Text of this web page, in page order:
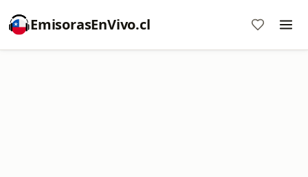
EmisorasEnVivo.cl